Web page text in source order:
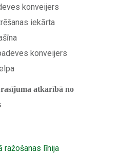
konveijers
iekārta
konveijers
atkarībā no